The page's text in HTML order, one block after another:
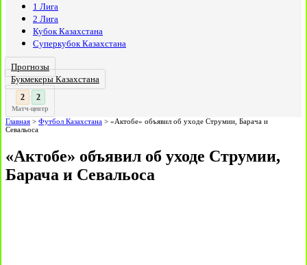
1 Лига
2 Лига
Кубок Казахстана
Суперкубок Казахстана
Прогнозы
Букмекеры Казахстана
3
:
Матч-центр
Главная > Футбол Казахстана > «Актобе» объявил об уходе Струмии, Барача и
Севальоса
«Актобе» объявил об уходе Струмии,
Барача и Севальоса